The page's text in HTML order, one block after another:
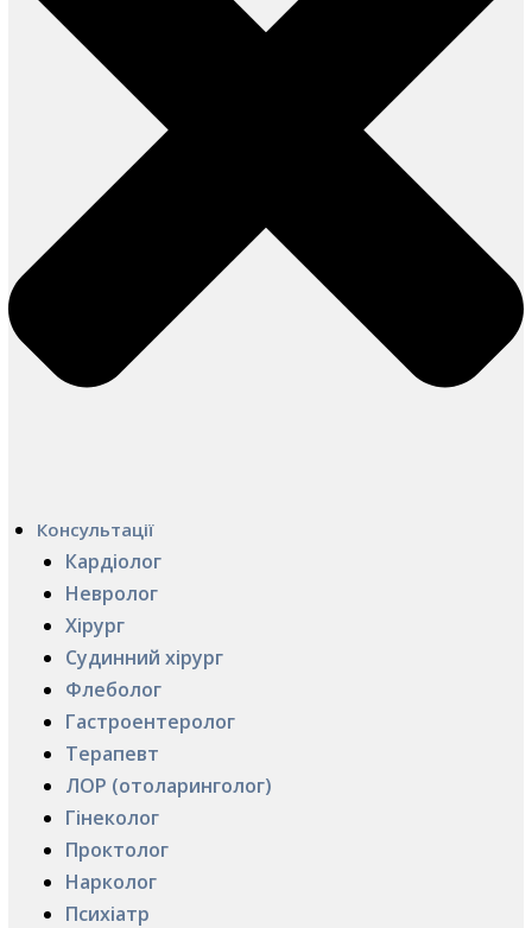
Консультації
Кардіолог
Невролог
Хірург
Судинний хірург
Флеболог
Гастроентеролог
Терапевт
ЛОР (отоларинголог)
Гінеколог
Проктолог
Нарколог
Психіатр